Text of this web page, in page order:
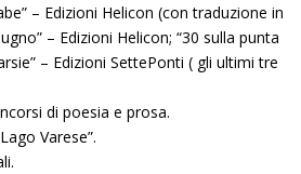
– Edizioni Helicon (con traduzione in
– Edizioni Helicon; “30 sulla punta
– Edizioni SettePonti ( gli ultimi tre
di poesia e prosa.
Varese”.